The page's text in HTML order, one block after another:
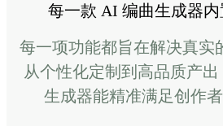
每一款 AI 编曲生成器
每一项功能都旨在解决真实
从个性化定制到高品质产
生成器能精准满足创作者